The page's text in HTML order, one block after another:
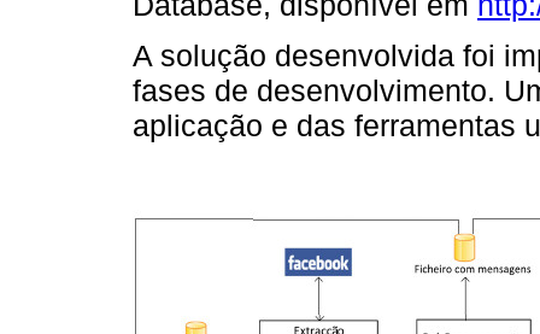
A solução desenvolvida foi
fases de desenvolvimento.
aplicação e das ferramentas